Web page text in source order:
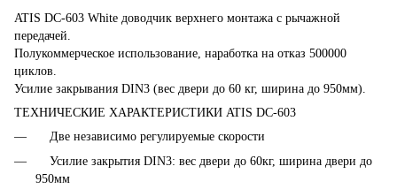
ATIS DC-603 White доводчик верхнего монтажа с рычажной
передачей.
Полукоммерческое использование, наработка на отказ 500000
циклов.
Усилие закрывания DIN3 (вес двери до 60 кг, ширина до 950мм).
ТЕХНИЧЕСКИЕ ХАРАКТЕРИСТИКИ ATIS DC-603
Две независимо регулируемые скорости
Усилие закрытия DIN3: вес двери до 60кг, ширина двери до
950мм